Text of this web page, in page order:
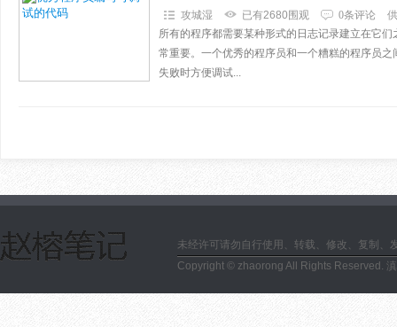
攻城湿 已有2680围观 0条评论
所有的程序都需要某种形式的日志记录建立在它
常重要。一个优秀的程序员和一个糟糕的程序员
失败时方便调试...
未经许可请勿自行使用、转载、修改、复制
Copyright © zhaorong All Rights Reserved.